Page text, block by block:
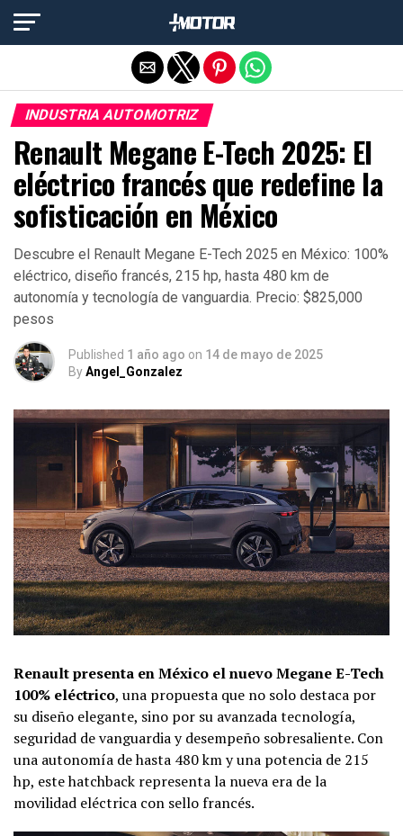
INDUSTRIA AUTOMOTRIZ
Renault Megane E-Tech 2025: El
eléctrico francés que redefine la
sofisticación en México
Descubre el Renault Megane E-Tech 2025 en México: 100%
eléctrico, diseño francés, 215 hp, hasta 480 km de
autonomía y tecnología de vanguardia. Precio: $825,000
pesos
Published 1 año ago on 14 de mayo de 2025
ByAngel_Gonzalez
Renault presenta en México el nuevo Megane E-Tech
100% eléctrico, una propuesta que no solo destaca por
su diseño elegante, sino por su avanzada tecnología,
seguridad de vanguardia y desempeño sobresaliente. Con
una autonomía de hasta 480 km y una potencia de 215
hp, este hatchback representa la nueva era de la
movilidad eléctrica con sello francés.
Salir de la versión móvil